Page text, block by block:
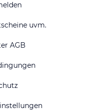
uvm.
AGB